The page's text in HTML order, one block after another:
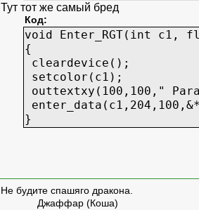
Тут тот же самый бред
Код:
void Enter_RGT(int c1,
{
cleardevice();
setcolor(c1);
outtextxy(100,100,"
}
Не будите спашяго дракона.
Джаффар (Коша)